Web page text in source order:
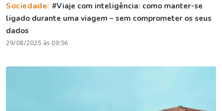
Sociedade: #Viaje com inteligência: como manter-se
ligado durante uma viagem – sem comprometer os seus
dados
29/08/2025 às 09:56